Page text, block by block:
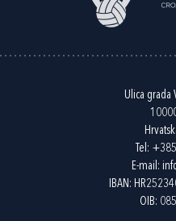
Ulica grada
Tel:
E-mail:
IBAN:
OIB: